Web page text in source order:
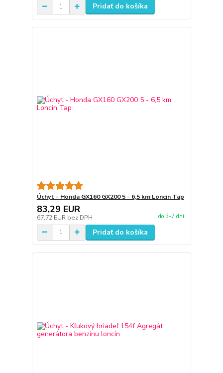
Pridať do košíka
Úchyt - Honda GX160 GX200 5 - 6,5 km Loncin Tap
83,29 EUR
67,72 EUR bez DPH do 3-7 dní
Pridať do košíka